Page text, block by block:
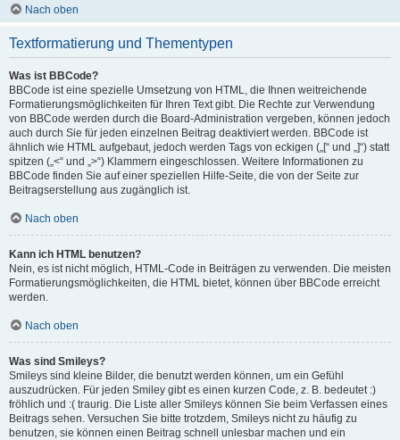
Nach oben
Textformatierung und Thementypen
Was ist BBCode?
BBCode ist eine spezielle Umsetzung von HTML, die Ihnen weitreichende
Formatierungsmöglichkeiten für Ihren Text gibt. Die Rechte zur Verwendung
von BBCode werden durch die Board-Administration vergeben, können jedoch
auch durch Sie für jeden einzelnen Beitrag deaktiviert werden. BBCode ist
ähnlich wie HTML aufgebaut, jedoch werden Tags von eckigen („[“ und „]“) statt
spitzen („<“ und „>“) Klammern eingeschlossen. Weitere Informationen zu
BBCode finden Sie auf einer speziellen Hilfe-Seite, die von der Seite zur
Beitragserstellung aus zugänglich ist.
Nach oben
Kann ich HTML benutzen?
Nein, es ist nicht möglich, HTML-Code in Beiträgen zu verwenden. Die meisten
Formatierungsmöglichkeiten, die HTML bietet, können über BBCode erreicht
werden.
Nach oben
Was sind Smileys?
Smileys sind kleine Bilder, die benutzt werden können, um ein Gefühl
auszudrücken. Für jeden Smiley gibt es einen kurzen Code, z. B. bedeutet :)
fröhlich und :( traurig. Die Liste aller Smileys können Sie beim Verfassen eines
Beitrags sehen. Versuchen Sie bitte trotzdem, Smileys nicht zu häufig zu
benutzen, sie können einen Beitrag schnell unlesbar machen und ein